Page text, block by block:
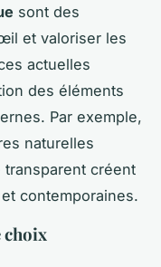
sont des
et valoriser les
actuelles
des éléments
Par exemple,
naturelles
créent
contemporaines.
choix